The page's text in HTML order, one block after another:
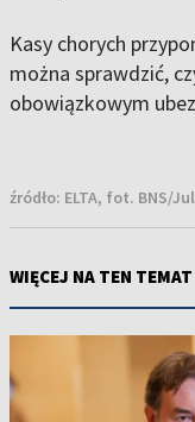
Kasy chorych
można sprawdzić,
obowiązkowym
źródło: ELTA, fot. BNS/
WIĘCEJ NA TEN TEMAT